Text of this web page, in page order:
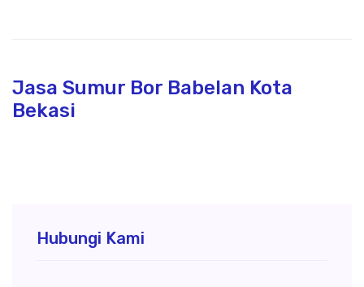
Jasa Sumur Bor Babelan Kota
Bekasi
Hubungi Kami